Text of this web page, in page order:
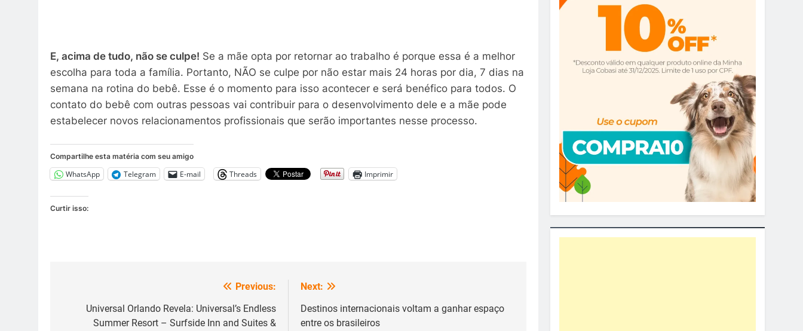
E, acima de tudo, não se culpe! Se a mãe opta por retornar ao trabalho é porque essa é a melhor
escolha para toda a família. Portanto, NÃO se culpe por não estar mais 24 horas por dia, 7 dias na
semana na rotina do bebê. Esse é o momento para isso acontecer e será benéfico para todos. O
contato do bebê com outras pessoas vai contribuir para o desenvolvimento dele e a mãe pode
estabelecer novos relacionamentos profissionais que serão importantes nesse processo.
Compartilhe esta matéria com seu amigo
WhatsApp Telegram E-mail Threads Imprimir
Curtir isso:
Previous:
Universal Orlando Revela: Universal’s Endless
Summer Resort – Surfside Inn and Suites &
Next:
Destinos internacionais voltam a ganhar espaço
entre os brasileiros